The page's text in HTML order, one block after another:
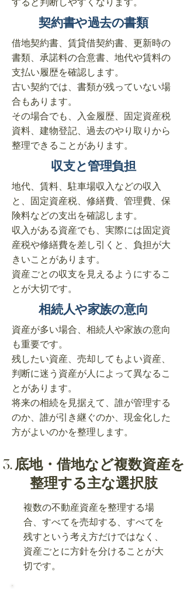
契約書や過去の書類
借地契約書、賃貸借契約書、更新時の
書類、承諾料の合意書、地代や賃料の
支払い履歴を確認します。
古い契約では、書類が残っていない場
合もあります。
その場合でも、入金履歴、固定資産税
資料、建物登記、過去のやり取りから
整理できることがあります。
収支と管理負担
地代、賃料、駐車場収入などの収入
と、固定資産税、修繕費、管理費、保
険料などの支出を確認します。
収入がある資産でも、実際には固定資
産税や修繕費を差し引くと、負担が大
きいことがあります。
資産ごとの収支を見えるようにするこ
とが大切です。
相続人や家族の意向
資産が多い場合、相続人や家族の意向
も重要です。
残したい資産、売却してもよい資産、
判断に迷う資産が人によって異なるこ
とがあります。
将来の相続を見据えて、誰が管理する
のか、誰が引き継ぐのか、現金化した
方がよいのかを整理します。
3. 底地・借地など複数資産を
整理する主な選択肢
複数の不動産資産を整理する場
合、すべてを売却する、すべてを
残すという考え方だけではなく、
資産ごとに方針を分けることが大
切です。